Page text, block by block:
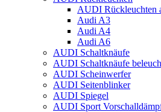
AUDI Rückleuchten
Audi A3
Audi A4
Audi A6
AUDI Schaltknäufe
AUDI Schaltknäufe
AUDI Scheinwerfer
AUDI Seitenblinker
AUDI Spiegel
AUDI Sport